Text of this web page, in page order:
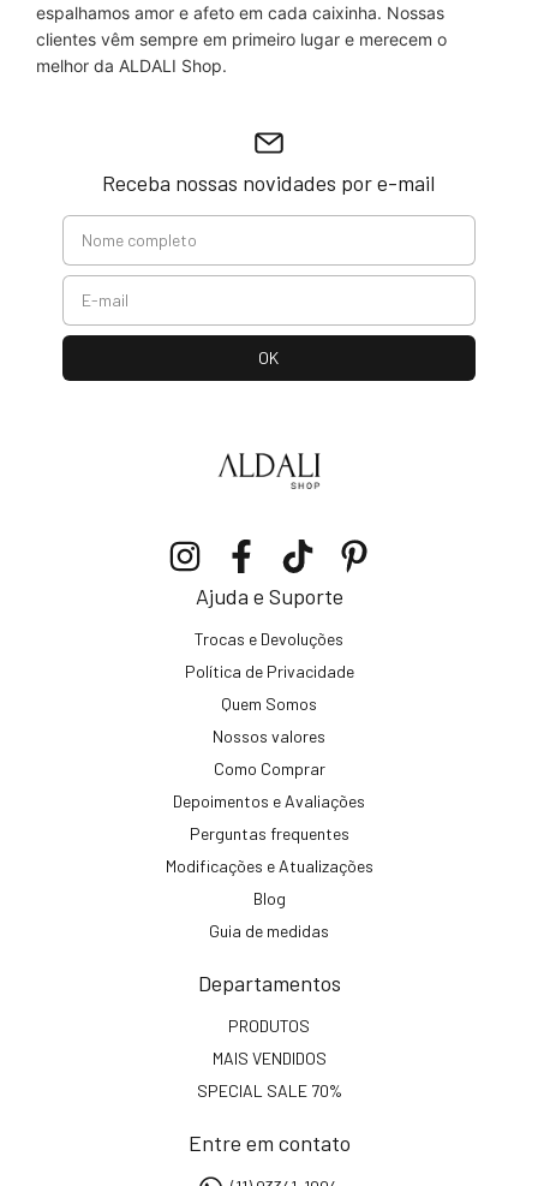
espalhamos amor e afeto em cada caixinha. Nossas
clientes vêm sempre em primeiro lugar e merecem o
melhor da ALDALI Shop.
Receba nossas novidades por e-mail
Ajuda e Suporte
Trocas e Devoluções
Política de Privacidade
Quem Somos
Nossos valores
Como Comprar
Depoimentos e Avaliações
Perguntas frequentes
Modificações e Atualizações
Blog
Guia de medidas
Departamentos
PRODUTOS
MAIS VENDIDOS
SPECIAL SALE 70%
Entre em contato